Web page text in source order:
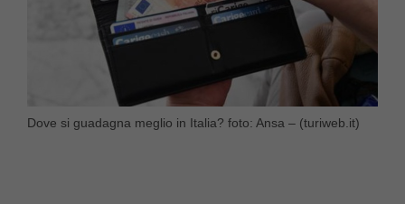
Dove si guadagna meglio in Italia? foto: Ansa – (turiweb.it)